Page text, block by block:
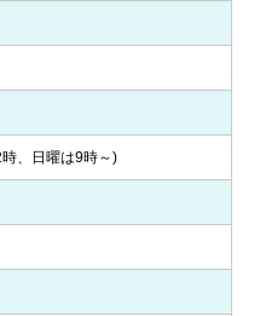
、日曜は9時～)